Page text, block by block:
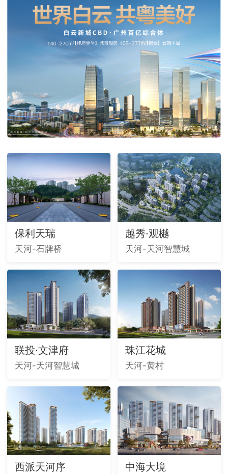
保利天瑞
天河-石牌桥
越秀·观樾
天河-天河智慧城
联投·文津府
天河-天河智慧城
珠江花城
天河-黄村
西派天河序 中海大境